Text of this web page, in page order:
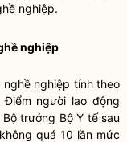
nghiệp.
nghiệp
nghiệp tính theo
người lao động
trưởng Bộ Y tế sau
quá 10 lần mức